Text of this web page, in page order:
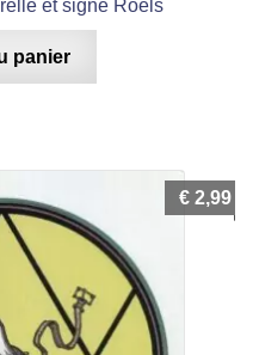
et signé Roels
panier
€ 2,99